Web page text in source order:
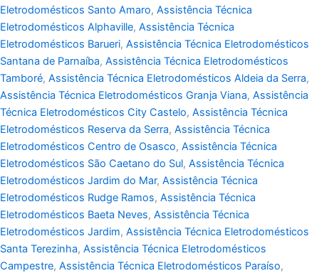
Eletrodomésticos Santo Amaro, Assistência Técnica
Eletrodomésticos Alphaville, Assistência Técnica
Eletrodomésticos Barueri, Assistência Técnica Eletrodomésticos
Santana de Parnaíba, Assistência Técnica Eletrodomésticos
Tamboré, Assistência Técnica Eletrodomésticos Aldeia da Serra,
Assistência Técnica Eletrodomésticos Granja Viana, Assistência
Técnica Eletrodomésticos City Castelo, Assistência Técnica
Eletrodomésticos Reserva da Serra, Assistência Técnica
Eletrodomésticos Centro de Osasco, Assistência Técnica
Eletrodomésticos São Caetano do Sul, Assistência Técnica
Eletrodomésticos Jardim do Mar, Assistência Técnica
Eletrodomésticos Rudge Ramos, Assistência Técnica
Eletrodomésticos Baeta Neves, Assistência Técnica
Eletrodomésticos Jardim, Assistência Técnica Eletrodomésticos
Santa Terezinha, Assistência Técnica Eletrodomésticos
Campestre, Assistência Técnica Eletrodomésticos Paraíso,